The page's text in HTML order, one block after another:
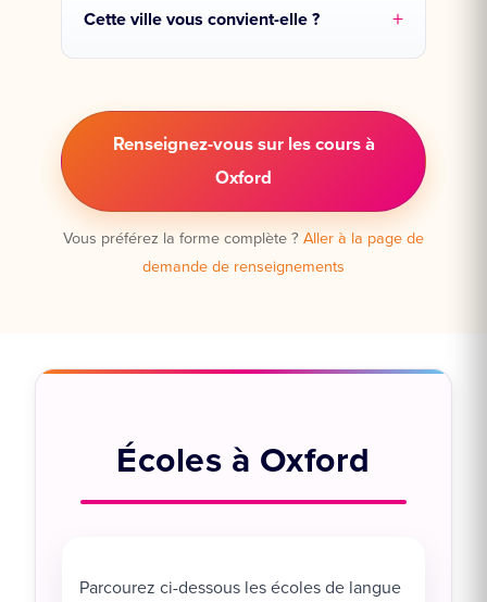
Cette ville vous convient-elle ?
Renseignez-vous sur les cours à
Oxford
Vous préférez la forme complète ? Aller à la page de
demande de renseignements
Écoles à Oxford
Parcourez ci-dessous les écoles de langue